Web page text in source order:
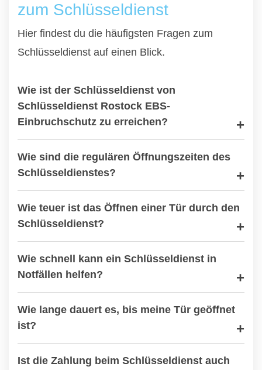
zum Schlüsseldienst
Hier findest du die häufigsten Fragen zum
Schlüsseldienst auf einen Blick.
Wie ist der Schlüsseldienst von
Schlüsseldienst Rostock EBS-
Einbruchschutz zu erreichen?
Wie sind die regulären Öffnungszeiten des
Schlüsseldienstes?
Wie teuer ist das Öffnen einer Tür durch den
Schlüsseldienst?
Wie schnell kann ein Schlüsseldienst in
Notfällen helfen?
Wie lange dauert es, bis meine Tür geöffnet
ist?
Ist die Zahlung beim Schlüsseldienst auch